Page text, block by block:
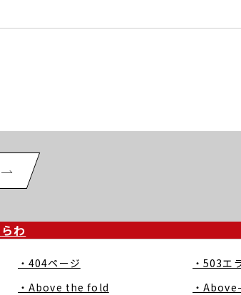
らわ
・404ページ
・503エ
・Above the fold
・